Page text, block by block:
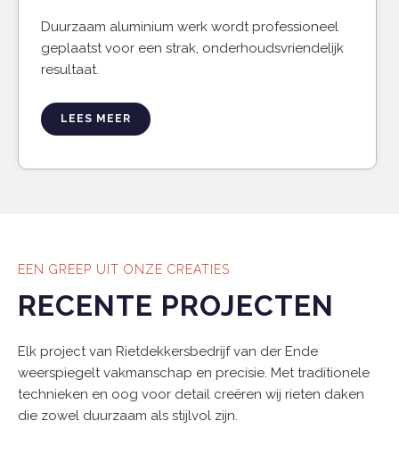
Duurzaam aluminium werk wordt professioneel
geplaatst voor een strak, onderhoudsvriendelijk
resultaat.
LEES MEER
EEN GREEP UIT ONZE CREATIES
RECENTE PROJECTEN
Elk project van Rietdekkersbedrijf van der Ende
weerspiegelt vakmanschap en precisie. Met traditionele
technieken en oog voor detail creëren wij rieten daken
die zowel duurzaam als stijlvol zijn.